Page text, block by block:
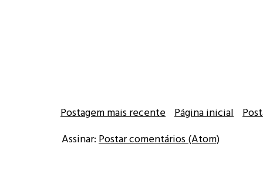
Postagem mais recente Página inicial
Assinar: Postar comentários (Atom)